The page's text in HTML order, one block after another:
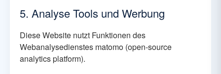
5. Analyse Tools und Werbung
Diese Website nutzt Funktionen des
Webanalysedienstes matomo (open-source
analytics platform).